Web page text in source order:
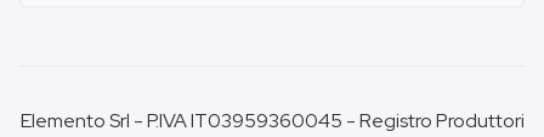
Elemento Srl - P.IVA IT03959360045 - Registro Produttori